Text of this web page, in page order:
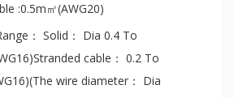
:0.5m㎡(AWG20)
： Solid： Dia 0.4 To
cable： 0.2 To
wire diameter： Dia